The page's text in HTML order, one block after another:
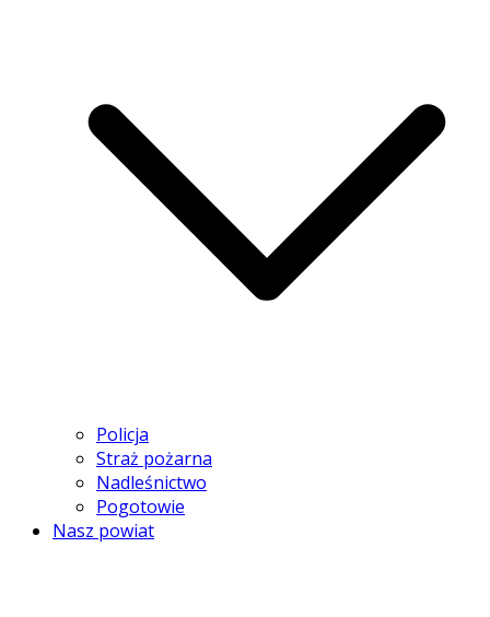
Policja
Straż pożarna
Nadleśnictwo
Pogotowie
Nasz powiat